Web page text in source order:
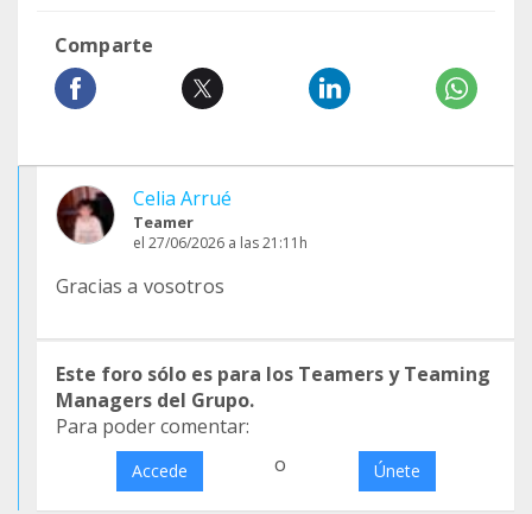
Comparte
Celia Arrué
Teamer
el 27/06/2026 a las 21:11h
Gracias a vosotros
Este foro sólo es para los Teamers y Teaming
Managers del Grupo.
Para poder comentar:
Accede o Únete